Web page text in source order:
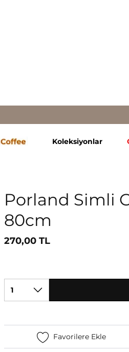
Koleksiyonlar
Porland Simli
80cm
270,00 TL
1
Favorilere Ekle